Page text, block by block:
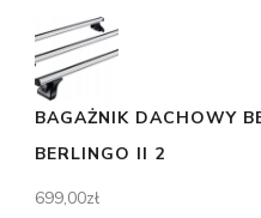
BAGAŻNIK DACHOWY
BERLINGO II 2
699,00zł